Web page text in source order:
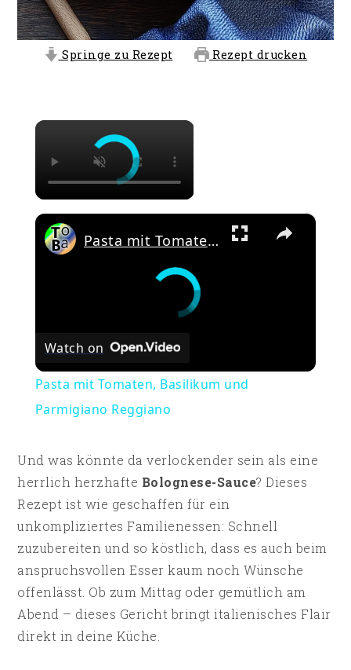
Springe zu Rezept Rezept drucken
×
×
Pasta mit Tomaten, Basilikum und Parmigiano Reggiano
Watch on
Pasta mit Tomaten, Basilikum und
Parmigiano Reggiano
Und was könnte da verlockender sein als eine
herrlich herzhafte Bolognese-Sauce? Dieses
Rezept ist wie geschaffen für ein
unkompliziertes Familienessen: Schnell
zuzubereiten und so köstlich, dass es auch beim
anspruchsvollen Esser kaum noch Wünsche
offenlässt. Ob zum Mittag oder gemütlich am
Abend – dieses Gericht bringt italienisches Flair
direkt in deine Küche.